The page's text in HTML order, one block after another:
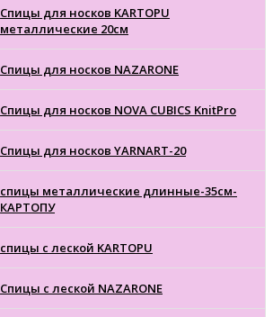
Спицы для носков KARTOPU
металлические 20см
Спицы для носков NAZARONE
Спицы для носков NOVA CUBICS KnitPro
Спицы для носков YARNART-20
спицы металлические длинные-35см-
КАРТОПУ
спицы с леской KARTOPU
Спицы с леской NAZARONE